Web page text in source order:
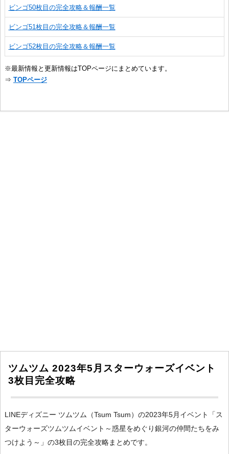
ビンゴ50枚目の完全攻略＆報酬一覧
ビンゴ51枚目の完全攻略＆報酬一覧
ビンゴ52枚目の完全攻略＆報酬一覧
※最新情報と更新情報はTOPページにまとめています。
⇒ TOPページ
ツムツム 2023年5月スターウォーズイベント
3枚目完全攻略
LINEディズニー ツムツム（Tsum Tsum）の2023年5月イベント「ス
ターウォーズツムツムイベント～惑星をめぐり銀河の仲間たちをみ
つけよう～」の3枚目の完全攻略まとめです。